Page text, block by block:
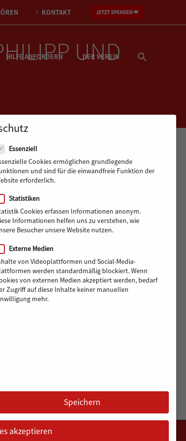
KONTAKT
HILFE ANFORDERN DER VEREIN
UND
Essenziell
Cookies ermöglichen grundlegende
und sind für die einwandfreie Funktion der
erforderlich.
Statistiken
Cookies erfassen Informationen anonym.
Informationen helfen uns zu verstehen, wie
Besucher unsere Website nutzen.
Externe Medien
von Videoplattformen und Social-Media-
werden standardmäßig blockiert. Wenn
von externen Medien akzeptiert werden, bedarf
Zugriff auf diese Inhalte keiner manuellen
mehr.
Speichern
akzeptieren